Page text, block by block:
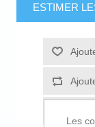
ESTIMER
Les